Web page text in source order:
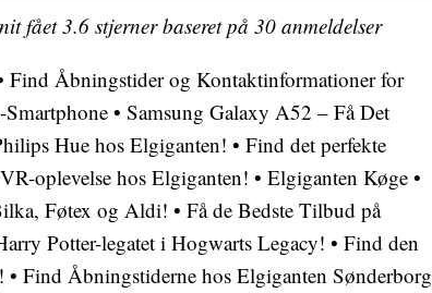
fået3.6 stjerner baseret på 30 anmeldelser
Find Åbningstider og Kontaktinformationer for
• Samsung Galaxy A52 – Få Det
Hue hos Elgiganten! • Find det perfekte
oplevelse hos Elgiganten! • Elgiganten Køge •
Føtex og Aldi! • Få de Bedste Tilbud på
Potter-legatet i Hogwarts Legacy! • Find den
• Find Åbningstiderne hos Elgiganten Sønderborg